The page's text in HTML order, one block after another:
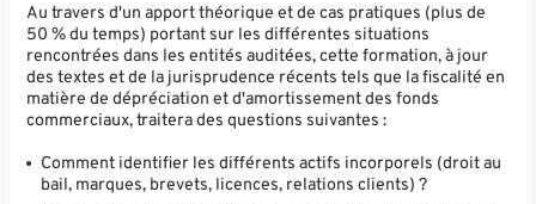
Au travers d'un apport théorique et de cas pratiques (plus de
50 % du temps) portant sur les différentes situations
rencontrées dans les entités auditées, cette formation, à jour
des textes et de la jurisprudence récents tels que la fiscalité en
matière de dépréciation et d'amortissement des fonds
commerciaux, traitera des questions suivantes :
Comment identifier les différents actifs incorporels (droit au
bail, marques, brevets, licences, relations clients) ?